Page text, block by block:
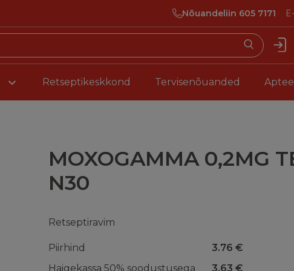
Nõuandeliin 605 7171
Retseptikeskkond Tervisenõuanded
MOXOGAMMA 0,2MG
N30
Retseptiravim
Piirhind
3.76 €
Haigekassa 50% soodustusega
3.63 €